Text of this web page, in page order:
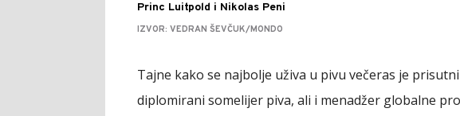
Princ Luitpold i Nikolas Peni
IZVOR: VEDRAN ŠEVČUK/MONDO
Tajne kako se najbolje uživa u pivu večeras je
diplomirani somelijer piva, ali i menadžer globalne